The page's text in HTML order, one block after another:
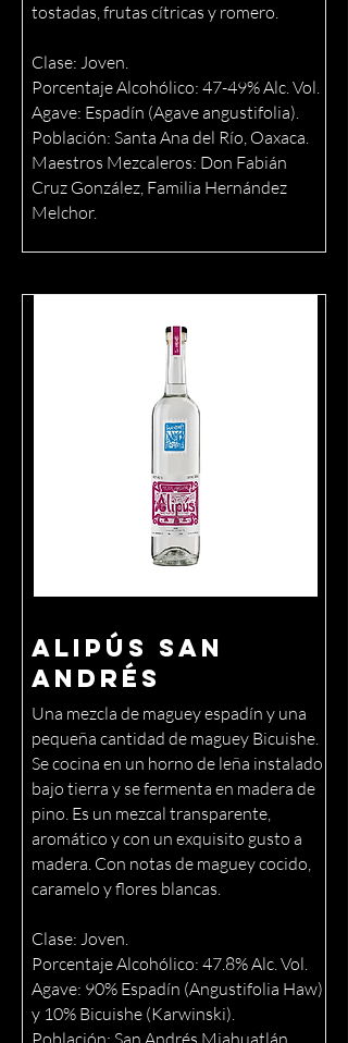
tostadas, frutas cítricas y romero.
Clase: Joven.
Porcentaje Alcohólico: 47-49% Alc. Vol.
Agave: Espadín (Agave angustifolia).
Población: Santa Ana del Río, Oaxaca.
Maestros Mezcaleros: Don Fabián
Cruz González, Familia Hernández
Melchor.
Alipús San
Andrés
Una mezcla de maguey espadín y una
pequeña cantidad de maguey Bicuishe.
Se cocina en un horno de leña instalado
bajo tierra y se fermenta en madera de
pino. Es un mezcal transparente,
aromático y con un exquisito gusto a
madera. Con notas de maguey cocido,
caramelo y flores blancas.
Clase: Joven.
Porcentaje Alcohólico: 47.8% Alc. Vol.
Agave: 90% Espadín (Angustifolia Haw)
y 10% Bicuishe (Karwinski).
Población: San Andrés Miahuatlán,